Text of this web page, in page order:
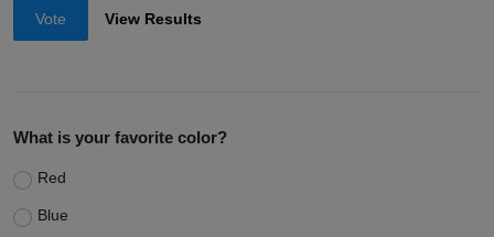
Vote View Results
What is your favorite color?
Red
Blue